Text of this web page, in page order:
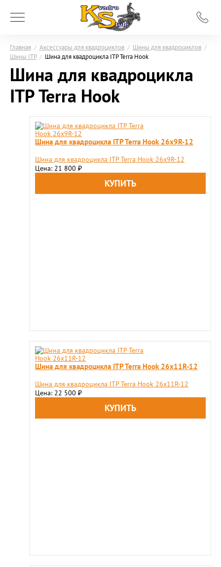
Главная / Аксессуары для квадроциклов / Шины для квадроциклов /
Шины ITP / Шина для квадроцикла ITP Terra Hook
Шина для квадроцикла
ITP Terra Hook
Шина для квадроцикла ITP Terra Hook 26x9R-12
Шина для квадроцикла ITP Terra Hook 26x9R-12
Цена: 21 800 ₽
Шина для квадроцикла ITP Terra Hook 26x11R-12
Шина для квадроцикла ITP Terra Hook 26x11R-12
Цена: 22 500 ₽